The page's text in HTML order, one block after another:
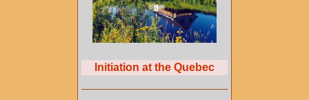
Initiation at the Quebec